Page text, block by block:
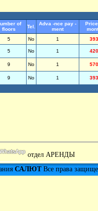
of
floors
Tel.
Adva -nce pay -
ment
5 No 1 393
5 No 1 420
9 No 1 570
9 No 1 393
отдел АРЕНДЫ
САЛЮТВсе права